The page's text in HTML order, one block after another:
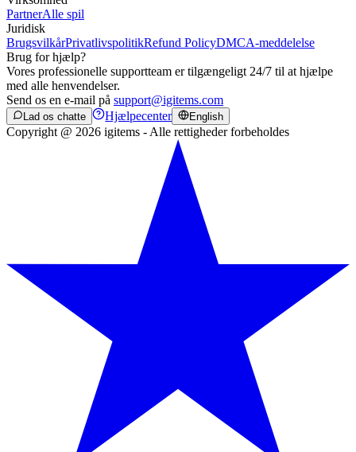
PartnerAlle spil
Juridisk
BrugsvilkårPrivatlivspolitikRefund PolicyDMCA-meddelelse
Brug for hjælp?
Vores professionelle supportteam er tilgængeligt 24/7 til at hjælpe
med alle henvendelser.
Send os en e-mail på support@igitems.com
Lad os chatte Hjælpecenter English
Copyright @ 2026 igitems - Alle rettigheder forbeholdes